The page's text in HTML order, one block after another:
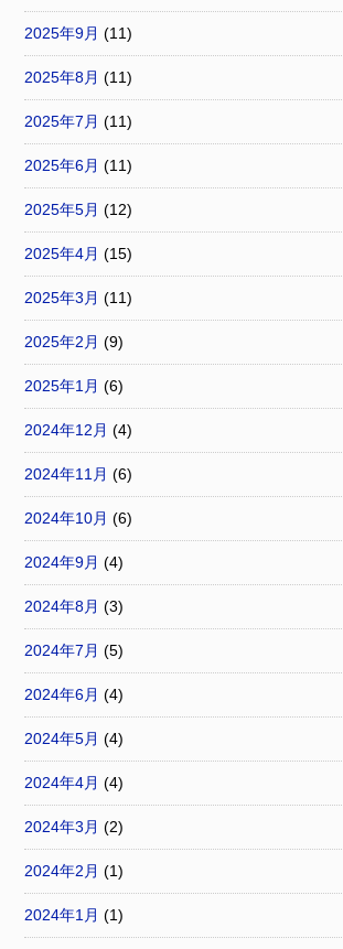
2025年9月 (11)
2025年8月 (11)
2025年7月 (11)
2025年6月 (11)
2025年5月 (12)
2025年4月 (15)
2025年3月 (11)
2025年2月 (9)
2025年1月 (6)
2024年12月 (4)
2024年11月 (6)
2024年10月 (6)
2024年9月 (4)
2024年8月 (3)
2024年7月 (5)
2024年6月 (4)
2024年5月 (4)
2024年4月 (4)
2024年3月 (2)
2024年2月 (1)
2024年1月 (1)